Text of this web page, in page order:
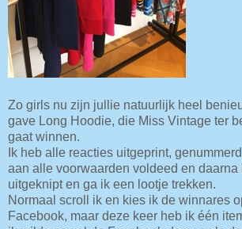
Zo girls nu zijn jullie natuurlijk heel
gave Long Hoodie, die Miss Vintage ter
gaat winnen.
Ik heb alle reacties uitgeprint,
aan alle voorwaarden voldeed en daarna
uitgeknipt en ga ik een lootje trekken.
Normaal scroll ik en kies ik de winnares
Facebook, maar deze keer heb ik één